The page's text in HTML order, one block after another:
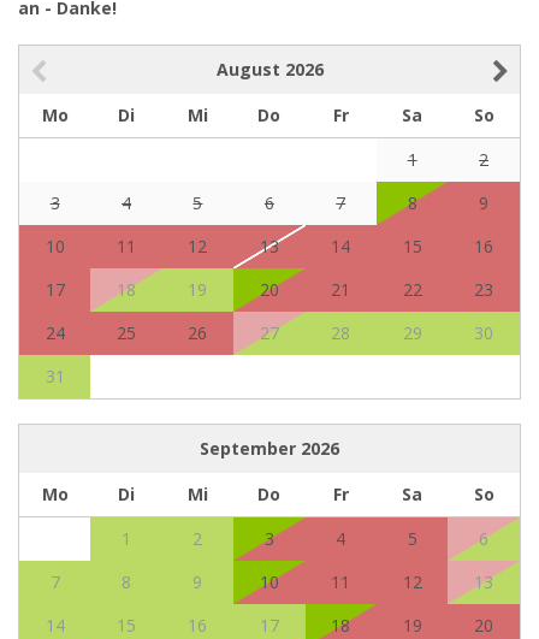
an - Danke!
August 2026
Mo
Di Mi Do Fr Sa
So
1
2
3
4 5 6 7 8
9
10
11 12 13 14 15
16
17
18 19 20 21 22
23
24
25 26 27 28 29
30
31
September 2026
Mo
Di Mi Do Fr Sa
So
1
2 3 4 5
6
7
8 9 10 11 12
13
14
15 16 17 18 19
20